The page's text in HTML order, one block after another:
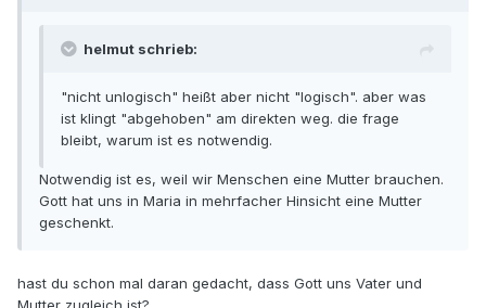
helmut schrieb:
"nicht unlogisch" heißt aber nicht "logisch". aber was
ist klingt "abgehoben" am direkten weg. die frage
bleibt, warum ist es notwendig.
Notwendig ist es, weil wir Menschen eine Mutter brauchen.
Gott hat uns in Maria in mehrfacher Hinsicht eine Mutter
geschenkt.
hast du schon mal daran gedacht, dass Gott uns Vater und